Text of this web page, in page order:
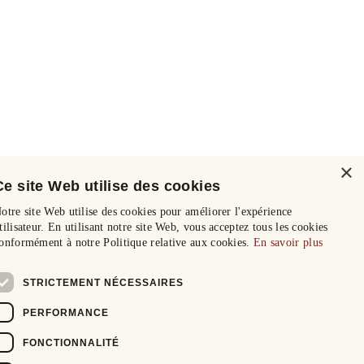
×
site Web utilise des cookies
site Web utilise des cookies pour améliorer l'expérience
En utilisant notre site Web, vous acceptez tous les cookies
à notre Politique relative aux cookies. En savoir plus
STRICTEMENT NÉCESSAIRES
PERFORMANCE
FONCTIONNALITÉ